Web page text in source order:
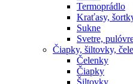
Termoprádlo
Kraťasy,
Sukne
Svetre,
Čiapky, šiltovky,
Čelenky
Čiapky
Šiltovky